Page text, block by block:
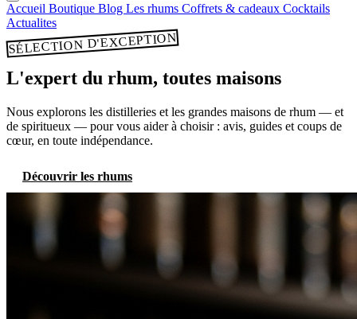
Accueil Boutique Blog Les rhums Coffrets & cadeaux Cocktails
Actualites
SÉLECTION D'EXCEPTION
L'expert du rhum, toutes maisons
Nous explorons les distilleries et les grandes maisons de rhum — et
de spiritueux — pour vous aider à choisir : avis, guides et coups de
cœur, en toute indépendance.
Découvrir les rhums